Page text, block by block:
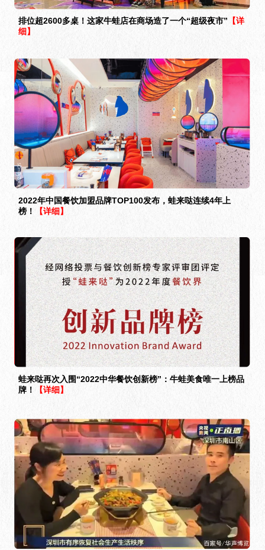
排位超2600多桌！这家牛蛙店在商场造了一个“超级夜市” 【详
细】
2022年中国餐饮加盟品牌TOP100发布，蛙来哒连续4年上
榜！
【详细】
蛙来哒再次入围“2022中华餐饮创新榜”：牛蛙美食唯一上榜品
牌！
【详细】